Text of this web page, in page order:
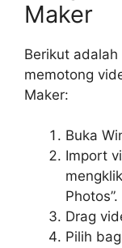
Maker
Berikut
memotong
Maker:
Buka
Import
Photos”.
Drag
Pilih